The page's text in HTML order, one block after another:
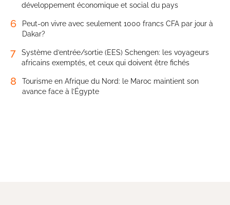
développement économique et social du pays
6
Peut-on vivre avec seulement 1000 francs CFA par jour à
Dakar?
7
Système d’entrée/sortie (EES) Schengen: les voyageurs
africains exemptés, et ceux qui doivent être fichés
8
Tourisme en Afrique du Nord: le Maroc maintient son
avance face à l’Égypte